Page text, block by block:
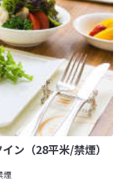
ン（28平米/禁煙）
煙